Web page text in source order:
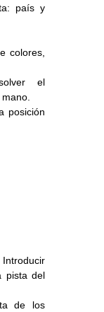
país y
colores,
el
posición
pista del
de los